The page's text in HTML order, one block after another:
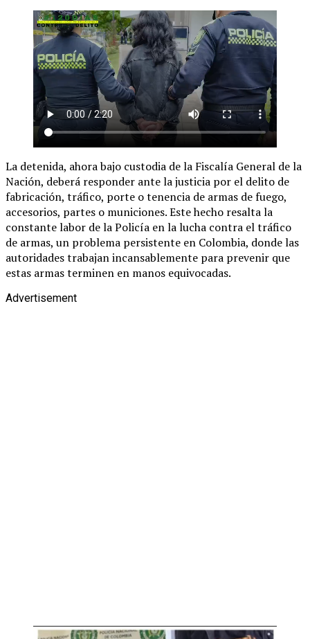
La detenida, ahora bajo custodia de la Fiscalía General de la
Nación, deberá responder ante la justicia por el delito de
fabricación, tráfico, porte o tenencia de armas de fuego,
accesorios, partes o municiones. Este hecho resalta la
constante labor de la Policía en la lucha contra el tráfico
de armas, un problema persistente en Colombia, donde las
autoridades trabajan incansablemente para prevenir que
estas armas terminen en manos equivocadas.
Advertisement